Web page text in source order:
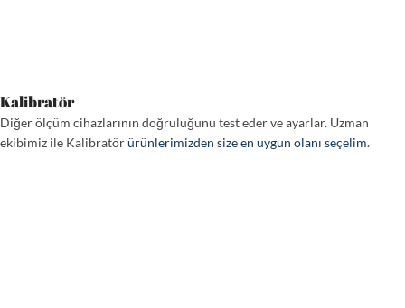
Kalibratör
Diğer ölçüm cihazlarının doğruluğunu test eder ve ayarlar. Uzman
ekibimiz ile Kalibratörürünlerimizden size en uygun olanı seçelim.